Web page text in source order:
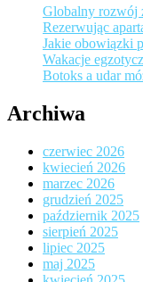
Globalny rozwój
Rezerwując
Jakie obowiązki
Wakacje
Botoks a udar
Archiwa
czerwiec 2026
kwiecień 2026
marzec 2026
grudzień 2025
październik 2025
sierpień 2025
lipiec 2025
maj 2025